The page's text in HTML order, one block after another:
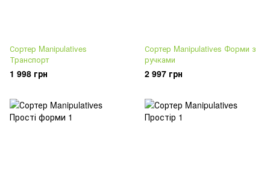
Сортер Manipulatives
Транспорт
1 998 грн
Сортер Manipulatives Форми з
ручками
2 997 грн